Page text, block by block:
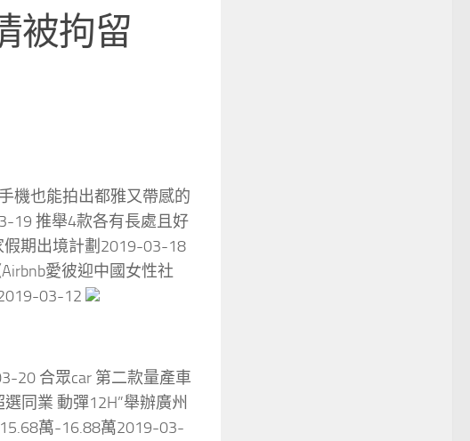
被拘留
機也能拍出都雅又帶感的
19 推舉4款各有長處且好
期出境計劃2019-03-18
愛彼迎中國女性社
03-12
20 合眾car 第二款量產車
同業 動彈12H”舉辦廣州
萬-16.88萬2019-03-